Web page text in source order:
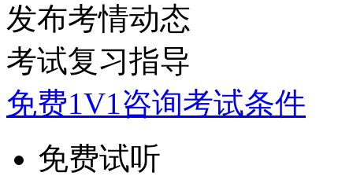
发布考情动态
考试复习指导
免费1V1咨询考试条件
免费试听